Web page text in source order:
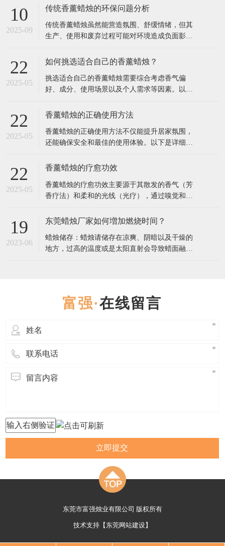
提升专注力等。以下是具体关联和科学依据： 1.
脑的直接连接： 气味分子通过鼻腔刺激嗅觉神
经，直接传递到大脑的杏仁核（
10
2025-09
传统香薰蜡烛的环保问题分析
传统香薰蜡烛虽然能营造氛围、舒缓情绪，但其
生产、使用和废弃过程可能对环境造成负面影
染：石蜡与合成添加剂 （1）石蜡的石油依赖性
Wax），这是石油精炼的副产品，属于不可再生
资源。 燃烧
22
2025-05
如何挑选适合自己的香薰蜡烛？
挑选适合自己的香薰蜡烛需要综合考虑香气偏
好、成分、使用场景以及个人需求等因素。以下
烛： 1. 确定香调偏好 香薰蜡烛的香调通常分为几
茉莉、薰衣草）：舒缓情绪，适合放松或睡前使
用。 果香调（如柑橘、莓果、桃
22
2025-05
香薰蜡烛的正确使用方法
香薰蜡烛的正确使用方法不仅能提升居家氛围，
还能确保安全和最佳的使用体验。以下是详细步
次使用前，用烛芯剪将烛芯修剪至5毫米左右（过
点燃前都检查烛芯长度，保持清洁。 选择合适的
环境 放置在平坦、防火
22
2025-05
香薰蜡烛的疗愈功效
香薰蜡烛的疗愈功效主要源于其散发的香气（芳
香疗法）和柔和的光线（光疗），通过嗅觉和视
型蜡烛的疗愈作用及科学依据： 一、香气疗愈：
质醇（压力激素）水平，缓解焦虑，改善失眠
（研究发表于《Journal
19
2023-06
东莞蜡烛厂家如何増加燃烧时间？
蜡烛储存：蜡烛请储存在凉爽、阴暗以及干燥的
地方，过高的温度或是太阳直射会导致蜡面融
周围的蜡均匀受热，表面完全
在线留言
立即提交
东莞市富强烛业有限公司 版权所有
技术支持【 东莞网站建设】